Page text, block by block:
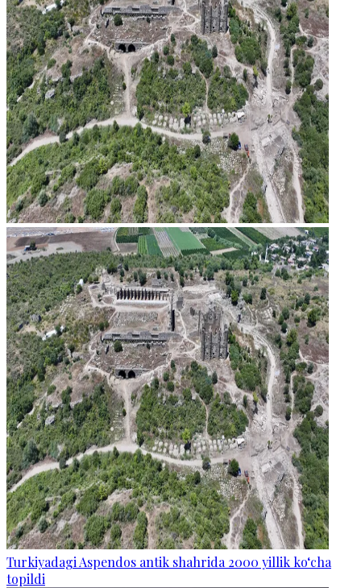
Turkiyadagi Aspendos antik shahrida 2000 yillik ko‘cha
topildi